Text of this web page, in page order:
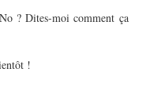
? Dites-moi comment ça
!